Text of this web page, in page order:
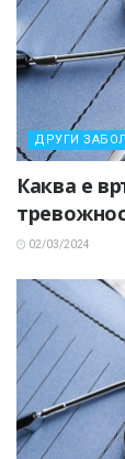
ДРУГИ
Каква е
02/03/2024